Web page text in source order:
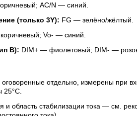
AC/N — синий.
(только 3Y): FG — зелёно/жёлтый.
Vo- — синий.
B): DIM+ — фиолетовый; DIM- —
отдельно, измерены при
и область стабилизации тока — см.